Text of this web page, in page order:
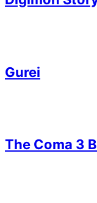
Gurei
The Coma 3